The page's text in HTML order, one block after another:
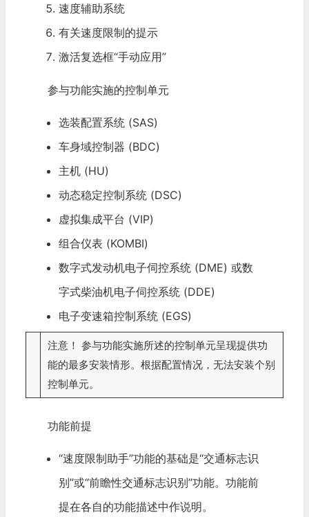
速度辅助系统
有关速度限制的提示
激活复选框“手动应用”
参与功能实施的控制单元
选装配置系统 (SAS)
车身域控制器 (BDC)
主机 (HU)
动态稳定控制系统 (DSC)
虚拟集成平台 (VIP)
组合仪表 (KOMBI)
数字式发动机电子伺控系统 (DME) 或数
字式柴油机电子伺控系统 (DDE)
电子变速箱控制系统 (EGS)
注意！ 参与功能实施所述的控制单元呈现提供功
能的最多安装情形。根据配置情况，无法安装个别
控制单元。
功能前提
“速度限制助手”功能的基础是“交通标志识
别”或“前瞻性交通标志识别”功能。功能前
提在各自的功能描述中作说明。